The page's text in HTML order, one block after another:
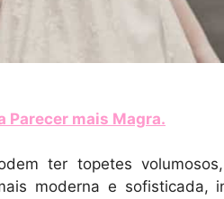
Parecer mais Magra.
ter topetes
moderna e sofisticada,